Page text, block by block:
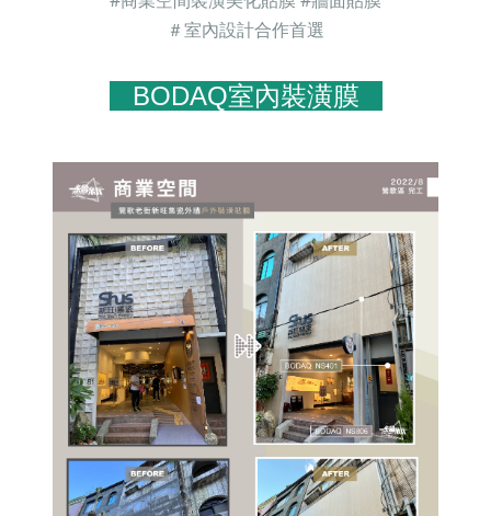
＃室內設計合作首選
BODAQ室內裝潢膜